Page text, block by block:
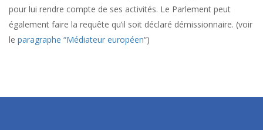
pour lui rendre compte de ses activités. Le Parlement peut
également faire la requête qu’il soit déclaré démissionnaire. (voir
le paragraphe “Médiateur européen“)